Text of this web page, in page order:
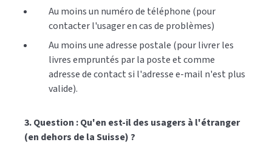
Au moins un numéro de téléphone (pour
contacter l'usager en cas de problèmes)
Au moins une adresse postale (pour livrer les
livres empruntés par la poste et comme
adresse de contact si l'adresse e-mail n'est plus
valide).
3. Question : Qu'en est-il des usagers à l'étranger
(en dehors de la Suisse) ?